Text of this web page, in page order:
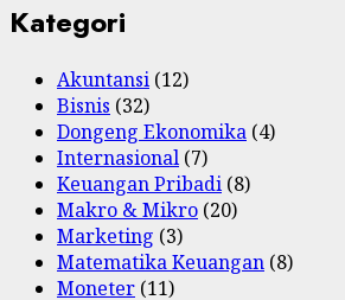
Kategori
Akuntansi (12)
Bisnis (32)
Dongeng Ekonomika (4)
Internasional (7)
Keuangan Pribadi (8)
Makro & Mikro (20)
Marketing (3)
Matematika Keuangan (8)
Moneter (11)